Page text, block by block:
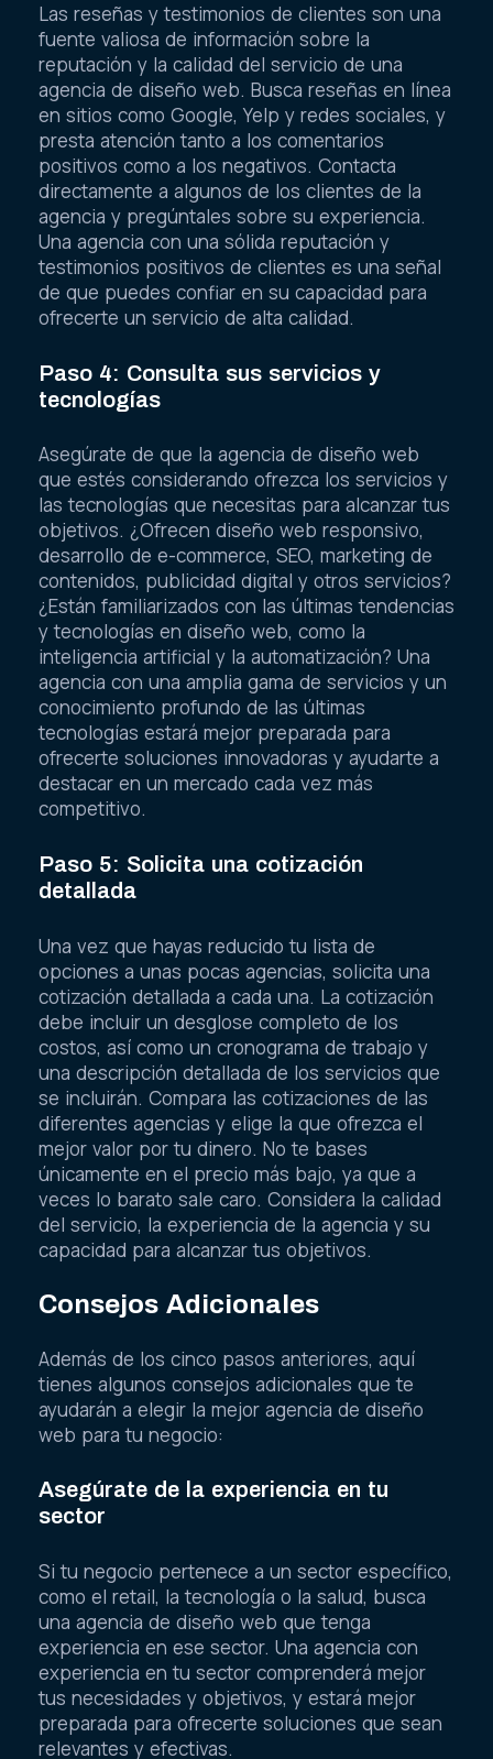
Las reseñas y testimonios de clientes son una
fuente valiosa de información sobre la
reputación y la calidad del servicio de una
agencia de diseño web. Busca reseñas en línea
en sitios como Google, Yelp y redes sociales, y
presta atención tanto a los comentarios
positivos como a los negativos. Contacta
directamente a algunos de los clientes de la
agencia y pregúntales sobre su experiencia.
Una agencia con una sólida reputación y
testimonios positivos de clientes es una señal
de que puedes confiar en su capacidad para
ofrecerte un servicio de alta calidad.
Paso 4: Consulta sus servicios y
tecnologías
Asegúrate de que la agencia de diseño web
que estés considerando ofrezca los servicios y
las tecnologías que necesitas para alcanzar tus
objetivos. ¿Ofrecen diseño web responsivo,
desarrollo de e-commerce, SEO, marketing de
contenidos, publicidad digital y otros servicios?
¿Están familiarizados con las últimas tendencias
y tecnologías en diseño web, como la
inteligencia artificial y la automatización? Una
agencia con una amplia gama de servicios y un
conocimiento profundo de las últimas
tecnologías estará mejor preparada para
ofrecerte soluciones innovadoras y ayudarte a
destacar en un mercado cada vez más
competitivo.
Paso 5: Solicita una cotización
detallada
Una vez que hayas reducido tu lista de
opciones a unas pocas agencias, solicita una
cotización detallada a cada una. La cotización
debe incluir un desglose completo de los
costos, así como un cronograma de trabajo y
una descripción detallada de los servicios que
se incluirán. Compara las cotizaciones de las
diferentes agencias y elige la que ofrezca el
mejor valor por tu dinero. No te bases
únicamente en el precio más bajo, ya que a
veces lo barato sale caro. Considera la calidad
del servicio, la experiencia de la agencia y su
capacidad para alcanzar tus objetivos.
Consejos Adicionales
Además de los cinco pasos anteriores, aquí
tienes algunos consejos adicionales que te
ayudarán a elegir la mejor agencia de diseño
web para tu negocio:
Asegúrate de la experiencia en tu
sector
Si tu negocio pertenece a un sector específico,
como el retail, la tecnología o la salud, busca
una agencia de diseño web que tenga
experiencia en ese sector. Una agencia con
experiencia en tu sector comprenderá mejor
tus necesidades y objetivos, y estará mejor
preparada para ofrecerte soluciones que sean
relevantes y efectivas.